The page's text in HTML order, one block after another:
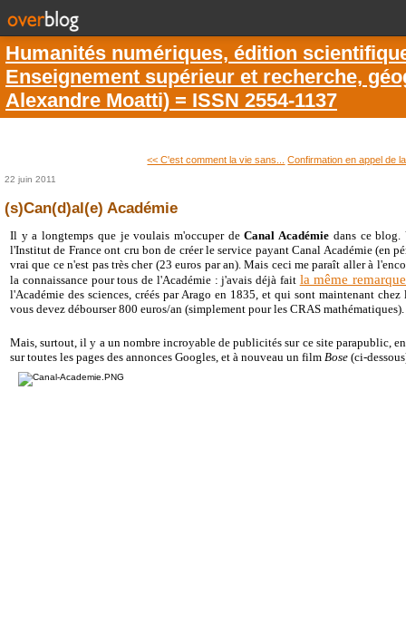
Humanités numériques, édition
Enseignement supérieur et recherche,
Alexandre Moatti) = ISSN 2554-1137
<< C'est comment la vie sans... Confirmation en appel de
22 juin 2011
(s)Can(d)al(e) Académie
Il y a longtemps que je voulais m'occuper deCanal Académie dans ce blog.
l'Institut de France ont cru bon de créer le service payant Canal Académie (en
vrai que ce n'est pas très cher (23 euros par an). Mais ceci me paraît aller à
la connaissance pour tous de l'Académie : j'avais déjà fait la même remarque
l'Académie des sciences, créés par Arago en 1835, et qui sont maintenant
vous devez débourser 800 euros/an (simplement pour les CRAS mathématiques).
Mais, surtout, il y a un nombre incroyable de publicités sur ce site parapublic,
sur toutes les pages des annonces Googles, et à nouveau un film Bose (ci-